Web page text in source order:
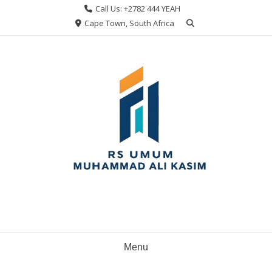
Call Us: +2782 444 YEAH
Cape Town, South Africa
Menu